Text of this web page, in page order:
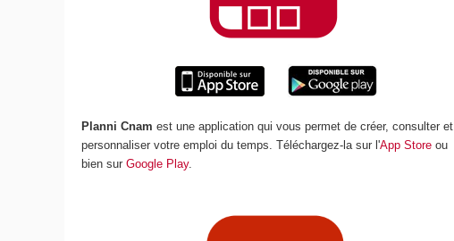
Planni Cnam est une application qui vous permet de créer, consulter et
personnaliser votre emploi du temps. Téléchargez-la sur l'App Store ou
bien surGoogle Play.